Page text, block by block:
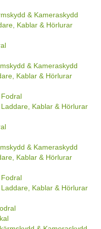
& Kameraskydd
Kablar & Hörlurar
& Kameraskydd
Kablar & Hörlurar
Kablar & Hörlurar
& Kameraskydd
Kablar & Hörlurar
Kablar & Hörlurar